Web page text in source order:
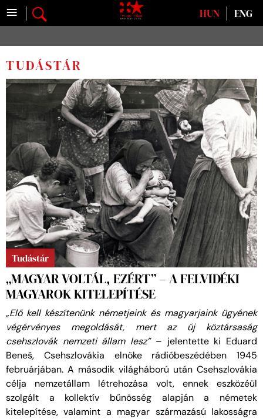
≡ Válasszon nyelvet
HUN ENG
TUDÁSTÁR
Tudástár
„MAGYAR VOLTÁL, EZÉRT” – A FELVIDÉKI
MAGYAROK KITELEPÍTÉSE
„Elő kell készítenünk németjeink és magyarjaink ügyének
végérvényes megoldását, mert az új köztársaság
csehszlovák nemzeti állam lesz”– jelentette ki Eduard
Beneš, Csehszlovákia elnöke rádióbeszédében 1945
februárjában. A második világháború után Csehszlovákia
célja nemzetállam létrehozása volt, ennek eszközéül
szolgált a kollektív bűnösség alapján a németek
kitelepítése, valamint a magyar származású lakosságra